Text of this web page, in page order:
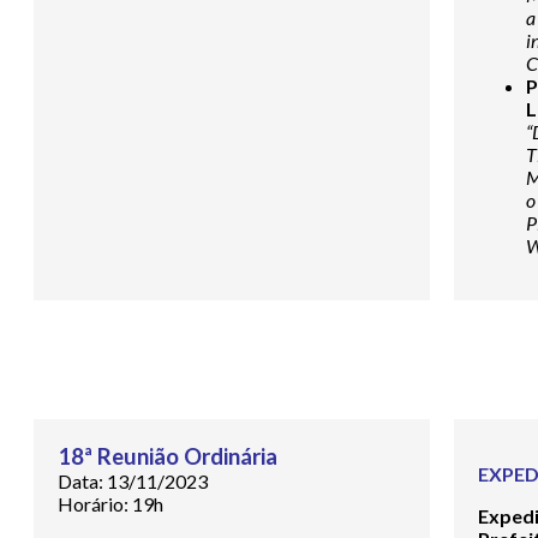
18ª Reunião Ordinária
Data: 13/11/2023
Horário: 19h